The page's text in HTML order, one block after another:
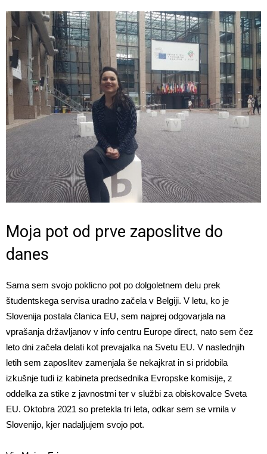
Moja pot od prve zaposlitve do
danes
Sama sem svojo poklicno pot po dolgoletnem delu prek
študentskega servisa uradno začela v Belgiji. V letu, ko je
Slovenija postala članica EU, sem najprej odgovarjala na
vprašanja državljanov v info centru Europe direct, nato sem čez
leto dni začela delati kot prevajalka na Svetu EU. V naslednjih
letih sem zaposlitev zamenjala še nekajkrat in si pridobila
izkušnje tudi iz kabineta predsednika Evropske komisije, z
oddelka za stike z javnostmi ter v službi za obiskovalce Sveta
EU. Oktobra 2021 so pretekla tri leta, odkar sem se vrnila v
Slovenijo, kjer nadaljujem svojo pot.